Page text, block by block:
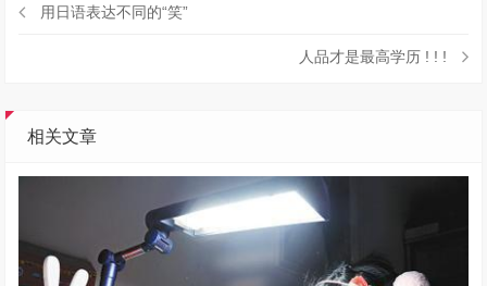
用日语表达不同的“笑”
人品才是最高学历 ! ! !
相关文章